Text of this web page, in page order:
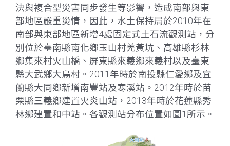
決與複合型災害同步發生等影響，造成南部與東
部地區嚴重災情，因此，水土保持局於2010年在
南部與東部地區新增4處固定式土石流觀測站，分
別位於臺南縣南化鄉玉山村羌黃坑、高雄縣杉林
鄉集來村火山橋、屏東縣來義鄉來義村以及臺東
縣大武鄉大鳥村。2011年時於南投縣仁愛鄉及宜
蘭縣大同鄉新增南豐站及寒溪站。2012年時於苗
栗縣三義鄉建置火炎山站，2013年時於花蓮縣秀
林鄉建置和中站。各觀測站分布位置如圖1所示。